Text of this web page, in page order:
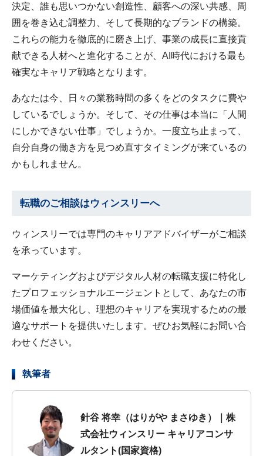
決定、誰も思いつかない創造性、顧客への深い共感、周
囲を巻き込む調整力、そして長期的なブランドの構築。
これらの能力を徹底的に磨き上げ、事業の成長に直接貢
献できる人材へと進化することが、AI時代における最も
確実なキャリア戦略となります。
あなたは今、日々の業務時間の多くをどのタスクに費や
しているでしょうか。そして、その仕事は本当に「人間
にしかできない仕事」でしょうか。一度立ち止まって、
自分自身の働き方を見つめ直すタイミングが来ているの
かもしれません。
転職のご相談はウィンスリーへ
ウィンスリーでは専門のキャリアアドバイザーがご相談
を承っています。
マーケティングおよびデジタル人材の転職支援に特化し
たプロフェッショナルエージェントとして、あなたの市
場価値を最大化し、理想のキャリアを実現するための最
適なサポートを提供いたします。ぜひお気軽にお問い合
わせください。
執筆者
針谷 将幸（はりがや まさゆき）｜株
式会社ウィンスリー キャリアコンサ
ルタント(国家資格)